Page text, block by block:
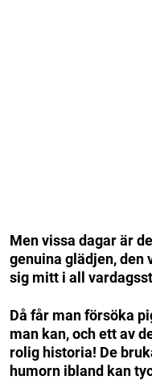
Men vissa dagar är
genuina glädjen,
sig mitt i all
Då får man försöka
man kan, och ett av
rolig historia! De
humorn ibland kan